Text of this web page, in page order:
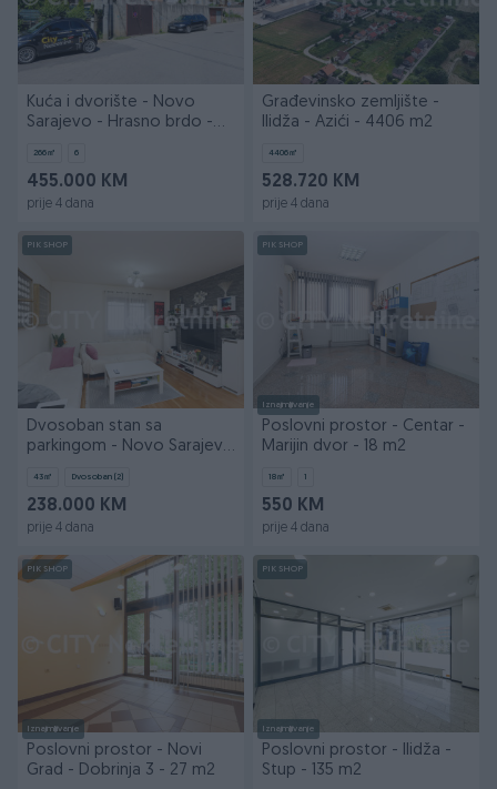
Kuća i dvorište - Novo
Sarajevo - Hrasno brdo -
266㎡ 6
455.000 KM
prije 4 dana
Građevinsko zemljište -
Ilidža - Azići - 4406 m2
4406㎡
528.720 KM
prije 4 dana
PIK SHOP
Dvosoban stan sa
parkingom - Novo Sarajevo
43㎡ Dvosoban (2)
238.000 KM
prije 4 dana
PIK SHOP
Iznajmljivanje
Poslovni prostor - Centar -
Marijin dvor - 18 m2
18㎡ 1
550 KM
prije 4 dana
PIK SHOP
Iznajmljivanje
Poslovni prostor - Novi
Grad - Dobrinja 3 - 27 m2
PIK SHOP
Iznajmljivanje
Poslovni prostor - Ilidža -
Stup - 135 m2